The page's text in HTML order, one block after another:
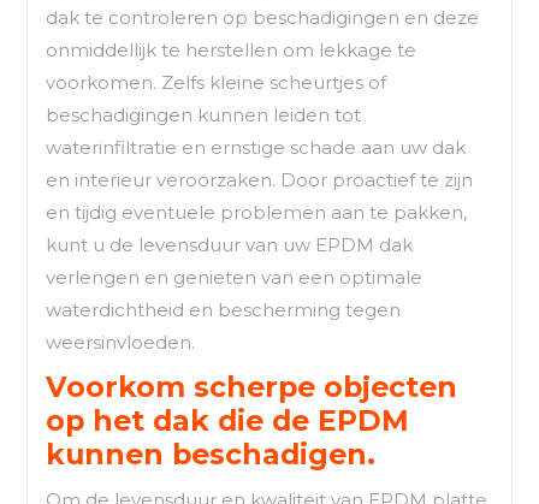
dak te controleren op beschadigingen en deze
onmiddellijk te herstellen om lekkage te
voorkomen. Zelfs kleine scheurtjes of
beschadigingen kunnen leiden tot
waterinfiltratie en ernstige schade aan uw dak
en interieur veroorzaken. Door proactief te zijn
en tijdig eventuele problemen aan te pakken,
kunt u de levensduur van uw EPDM dak
verlengen en genieten van een optimale
waterdichtheid en bescherming tegen
weersinvloeden.
Voorkom scherpe objecten
op het dak die de EPDM
kunnen beschadigen.